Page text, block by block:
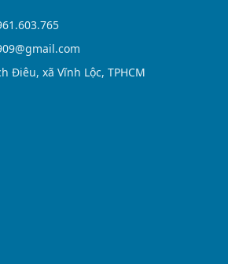
Điêu, xã Vĩnh Lộc, TPHCM